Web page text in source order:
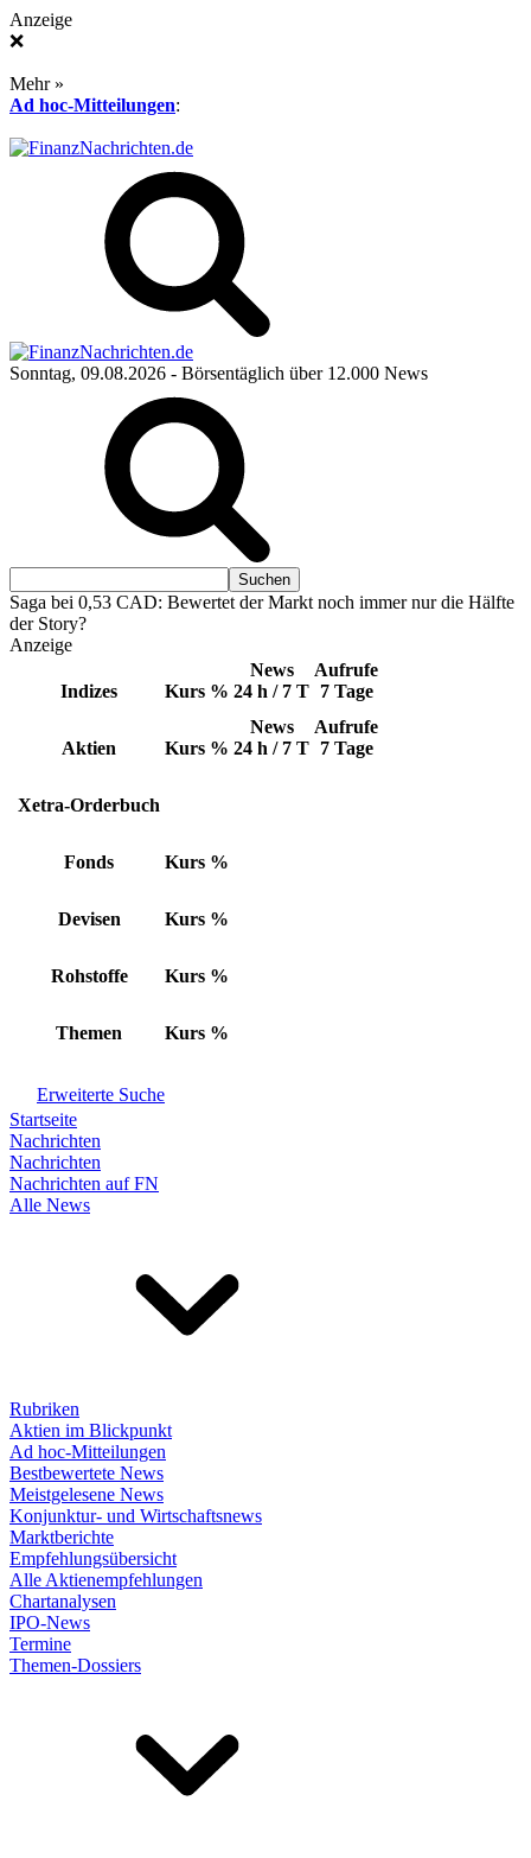
Anzeige
❌
Mehr »
Ad hoc-Mitteilungen:
Sonntag, 09.08.2026 - Börsentäglich über 12.000 News
Saga bei 0,53 CAD: Bewertet der Markt noch immer nur die Hälfte
der Story?
Anzeige
Indizes Kurs %
News
24 h / 7 T
Aufrufe
7 Tage
Aktien Kurs %
News
24 h / 7 T
Aufrufe
7 Tage
Xetra-Orderbuch
Fonds Kurs %
Devisen Kurs %
Rohstoffe Kurs %
Themen Kurs %
Erweiterte Suche
Startseite
Nachrichten
Nachrichten
Nachrichten auf FN
Alle News
Rubriken
Aktien im Blickpunkt
Ad hoc-Mitteilungen
Bestbewertete News
Meistgelesene News
Konjunktur- und Wirtschaftsnews
Marktberichte
Empfehlungsübersicht
Alle Aktienempfehlungen
Chartanalysen
IPO-News
Termine
Themen-Dossiers